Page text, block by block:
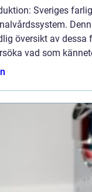
Sveriges
översikt av dessa
vad som